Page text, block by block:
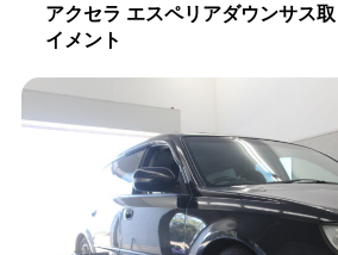
アクセラ エスペリアダウンサス
イメント